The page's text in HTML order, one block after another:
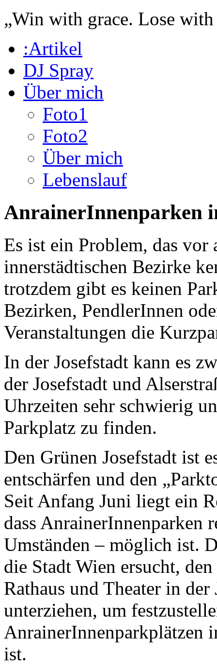
„Win with grace. Lose
:Artikel
DJ Spray
Über mich
Foto1
Foto2
Über mich
Lebenslauf
AnrainerInnenparken
Es ist ein Problem, das
innerstädtischen Bezirke
trotzdem gibt es keinen
Bezirken, PendlerInnen
Veranstaltungen die
In der Josefstadt kann es
der Josefstadt und
Uhrzeiten sehr schwierig
Parkplatz zu finden.
Den Grünen Josefstadt ist
entschärfen und den
Seit Anfang Juni liegt ein
dass AnrainerInnenparken
Umständen – möglich ist.
die Stadt Wien ersucht,
Rathaus und Theater in
unterziehen, um
AnrainerInnenparkplätzen
ist.